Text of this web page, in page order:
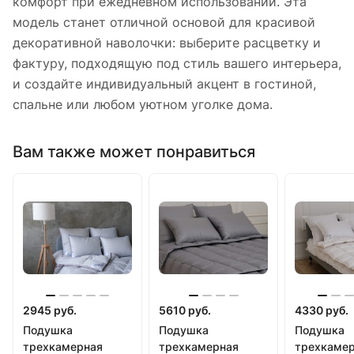
модель станет отличной основой для красивой
декоративной наволочки: выберите расцветку и
фактуру, подходящую под стиль вашего интерьера,
и создайте индивидуальный акцент в гостиной,
спальне или любом уютном уголке дома.
Вам также может понравиться
2945 руб.
Подушка
трехкамерная
5610 руб.
Подушка
трехкамерная
4330 руб.
Подушка